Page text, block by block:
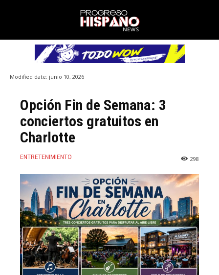
Modified date: junio 10, 2026
Opción Fin de Semana: 3
conciertos gratuitos en
Charlotte
ENTRETENIMIENTO 298